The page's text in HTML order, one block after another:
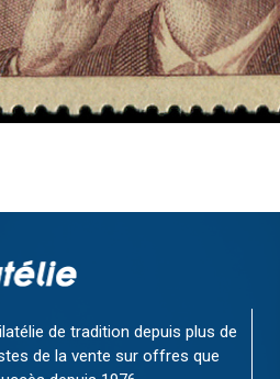
de tradition depuis plus de
de la vente sur offres que